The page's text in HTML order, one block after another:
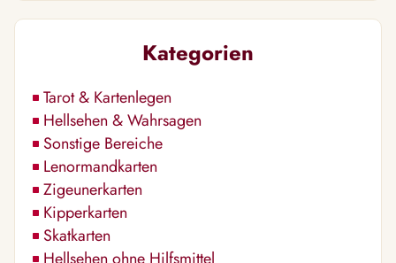
Kategorien
Tarot & Kartenlegen
Hellsehen & Wahrsagen
Sonstige Bereiche
Lenormandkarten
Zigeunerkarten
Kipperkarten
Skatkarten